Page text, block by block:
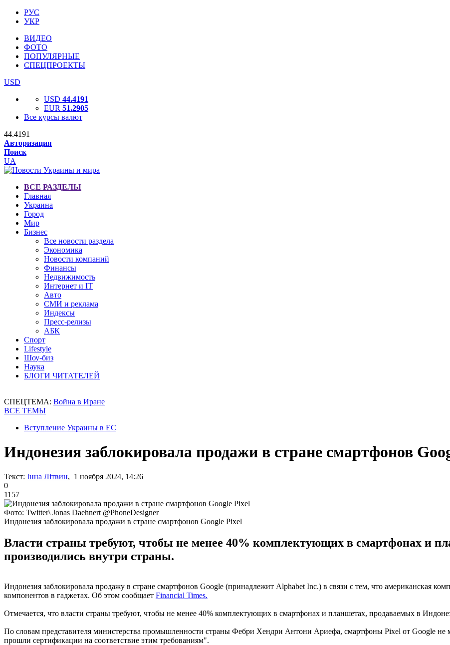
РУС
УКР
ВИДЕО
ФОТО
ПОПУЛЯРНЫЕ
СПЕЦПРОЕКТЫ
USD
USD 44.4191
EUR 51.2905
Все курсы валют
44.4191
Авторизация
Поиск
UA
ВСЕ РАЗДЕЛЫ
Главная
Украина
Город
Мир
Бизнес
Все новости раздела
Экономика
Новости компаний
Финансы
Недвижимость
Интернет и IT
Авто
СМИ и реклама
Индексы
Пресс-релизы
АБК
Спорт
Lifestyle
Шоу-биз
Наука
БЛОГИ ЧИТАТЕЛЕЙ
СПЕЦТЕМА: Война в Иране
ВСЕ ТЕМЫ
Вступление Украины в ЕС
Индонезия заблокировала продажи в стране смартфонов
Текст: Інна Літвин, 1 ноября 2024, 14:26
0
1157
Фото: Twitter\ Jonas Daehnert @PhoneDesigner
Индонезия заблокировала продажи в стране смартфонов Google Pixel
Власти страны требуют, чтобы не менее 40% комплектующих в смартфонах и
производились внутри страны.
Индонезия заблокировала продажу в стране смартфонов Google (принадлежит Alphabet Inc.) в связи с тем, что американская
компонентов в гаджетах. Об этом сообщает Financial Times.
Отмечается, что власти страны требуют, чтобы не менее 40% комплектующих в смартфонах и планшетах, продаваемых в
По словам представителя министерства промышленности страны Фебри Хендри Антони Ариефа, смартфоны Pixel от Google не
прошли сертификации на соответствие этим требованиям".